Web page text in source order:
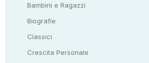
Bambini e Ragazzi
Biografie
Classici
Crescita Personale